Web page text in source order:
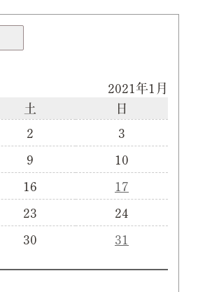
2021年1月
土
日
2
3
9
10
16
17
23
24
30
31